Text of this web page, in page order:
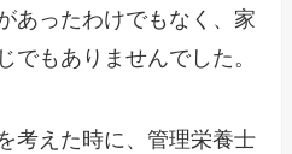
あったわけでもなく、家
でもありませんでした。
考えた時に、管理栄養士